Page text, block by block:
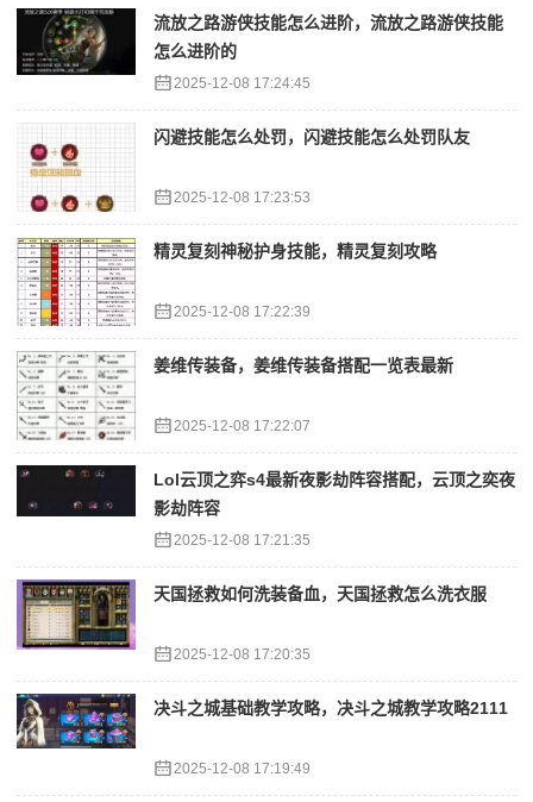
流放之路游侠技能怎么进阶，流放之路游侠技能
怎么进阶的
2025-12-08 17:24:45
闪避技能怎么处罚，闪避技能怎么处罚队友
2025-12-08 17:23:53
精灵复刻神秘护身技能，精灵复刻攻略
2025-12-08 17:22:39
姜维传装备，姜维传装备搭配一览表最新
2025-12-08 17:22:07
Lol云顶之弈s4最新夜影劫阵容搭配，云顶之奕夜
影劫阵容
2025-12-08 17:21:35
天国拯救如何洗装备血，天国拯救怎么洗衣服
2025-12-08 17:20:35
决斗之城基础教学攻略，决斗之城教学攻略2111
2025-12-08 17:19:49